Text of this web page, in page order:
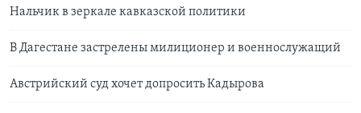
Нальчик в зеркале кавказской политики
В Дагестане застрелены милиционер и военнослужащий
Австрийский суд хочет допросить Кадырова